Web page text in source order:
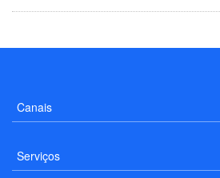
Canais
Serviços